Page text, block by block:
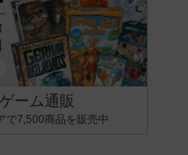
ーム通販
で7,500商品を販売中